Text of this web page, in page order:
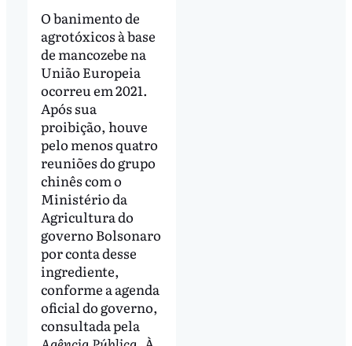
O banimento de
agrotóxicos à base
de mancozebe na
União Europeia
ocorreu em 2021.
Após sua
proibição, houve
pelo menos quatro
reuniões do grupo
chinês com o
Ministério da
Agricultura do
governo Bolsonaro
por conta desse
ingrediente,
conforme a agenda
oficial do governo,
consultada pela